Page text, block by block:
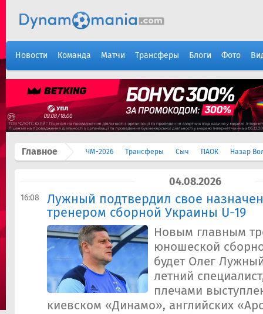
Новости Команда Матчи Трансферы Блоги Фото
Главное ЧМ-2026 Трансферы Сыч ПАОК Назар
04.08.2026
16:08
Лужный подтвердил свое
тренером сборной Украины U-19
Новым главным
юношеской
будет Олег
летний
плечами
киевском «Динамо», английских